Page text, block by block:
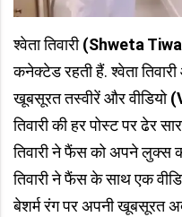
श्वेता तिवारी(Shweta
कनेक्टेड रहती हैं. श्वेता
खूबसूरत तस्वीरें और वीडियो
तिवारी की हर पोस्ट पर ढेर
तिवारी ने फैंस को अपने लुक्स का
तिवारी ने फैंस के साथ एक
बेशर्म रंग पर अपनी खूबसूरत